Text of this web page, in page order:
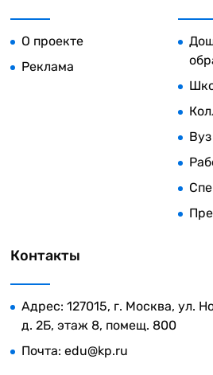
О проекте
Реклама
Вуз
Контакты
Адрес: 127015, г. Москва, ул.
д. 2Б, этаж 8, помещ. 800
Почта: edu@kp.ru